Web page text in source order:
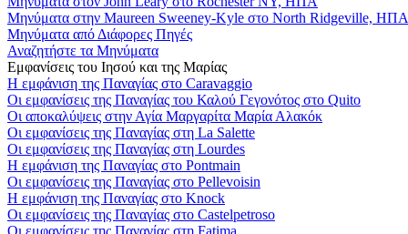
Μηνύματα στην Maureen Sweeney-Kyle στο North Ridgeville, ΗΠΑ
Μηνύματα από Διάφορες Πηγές
Αναζητήστε τα Μηνύματα
Εμφανίσεις του Ιησού και της Μαρίας
Η εμφάνιση της Παναγίας στο Caravaggio
Οι εμφανίσεις της Παναγίας του Καλού Γεγονότος στο Quito
Οι αποκαλύψεις στην Αγία Μαργαρίτα Μαρία Αλακόκ
Οι εμφανίσεις της Παναγίας στη La Salette
Οι εμφανίσεις της Παναγίας στη Lourdes
Η εμφάνιση της Παναγίας στο Pontmain
Οι εμφανίσεις της Παναγίας στο Pellevoisin
Η εμφάνιση της Παναγίας στο Knock
Οι εμφανίσεις της Παναγίας στο Castelpetroso
Οι εμφανίσεις της Παναγίας στη Fatima